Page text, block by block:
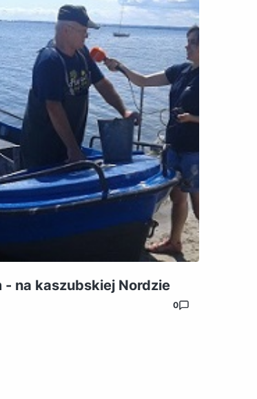
- na kaszubskiej Nordzie
0